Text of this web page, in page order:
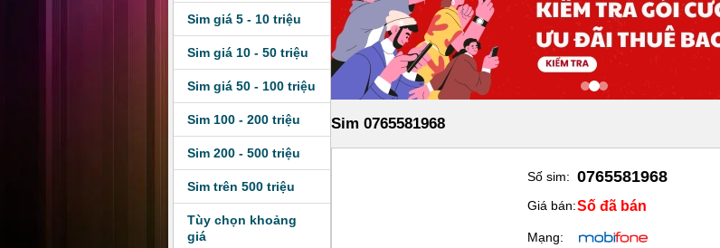
Sim giá 5 - 10 triệu
Sim giá 10 - 50 triệu
Sim giá 50 - 100 triệu
Sim 100 - 200 triệu
Sim 200 - 500 triệu
Sim trên 500 triệu
Tùy chọn khoảng
giá
Sim 0765581968
Số sim: 0765581968
Giá bán:Số đã bán
Mạng: